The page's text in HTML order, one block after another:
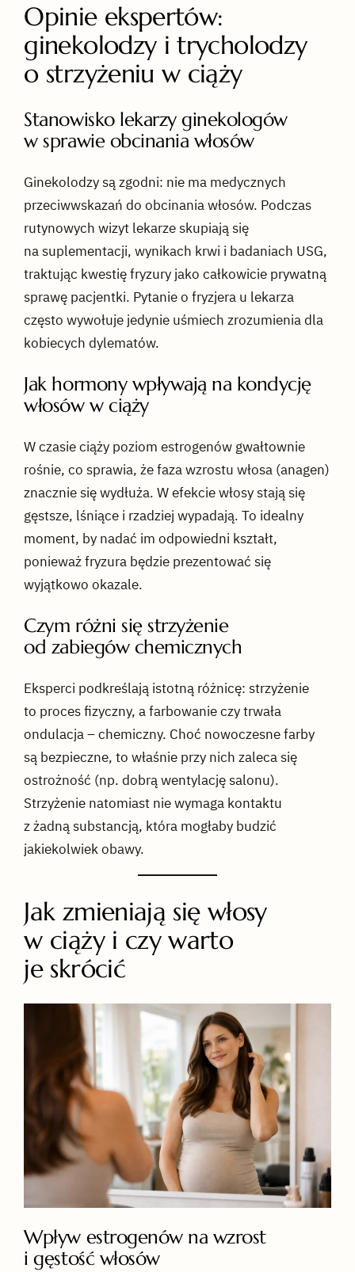
Opinie ekspertów:
ginekolodzy i trycholodzy
o strzyżeniu w ciąży
Stanowisko lekarzy ginekologów
w sprawie obcinania włosów
Ginekolodzy są zgodni: nie ma medycznych
przeciwwskazań do obcinania włosów. Podczas
rutynowych wizyt lekarze skupiają się
na suplementacji, wynikach krwi i badaniach USG,
traktując kwestię fryzury jako całkowicie prywatną
sprawę pacjentki. Pytanie o fryzjera u lekarza
często wywołuje jedynie uśmiech zrozumienia dla
kobiecych dylematów.
Jak hormony wpływają na kondycję
włosów w ciąży
W czasie ciąży poziom estrogenów gwałtownie
rośnie, co sprawia, że faza wzrostu włosa (anagen)
znacznie się wydłuża. W efekcie włosy stają się
gęstsze, lśniące i rzadziej wypadają. To idealny
moment, by nadać im odpowiedni kształt,
ponieważ fryzura będzie prezentować się
wyjątkowo okazale.
Czym różni się strzyżenie
od zabiegów chemicznych
Eksperci podkreślają istotną różnicę: strzyżenie
to proces fizyczny, a farbowanie czy trwała
ondulacja – chemiczny. Choć nowoczesne farby
są bezpieczne, to właśnie przy nich zaleca się
ostrożność (np. dobrą wentylację salonu).
Strzyżenie natomiast nie wymaga kontaktu
z żadną substancją, która mogłaby budzić
jakiekolwiek obawy.
Jak zmieniają się włosy
w ciąży i czy warto
je skrócić
Wpływ estrogenów na wzrost
i gęstość włosów